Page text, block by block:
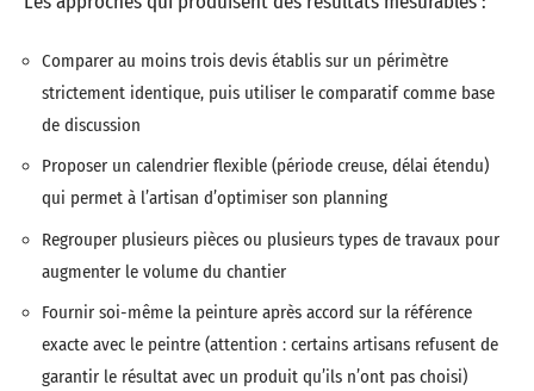
Comparer au moins trois devis établis sur un périmètre
strictement identique, puis utiliser le comparatif comme base
de discussion
Proposer un calendrier flexible (période creuse, délai étendu)
qui permet à l’artisan d’optimiser son planning
Regrouper plusieurs pièces ou plusieurs types de travaux pour
augmenter le volume du chantier
Fournir soi-même la peinture après accord sur la référence
exacte avec le peintre (attention : certains artisans refusent de
garantir le résultat avec un produit qu’ils n’ont pas choisi)